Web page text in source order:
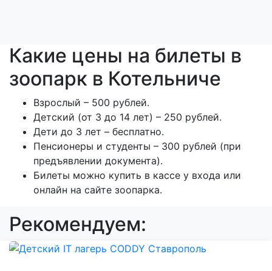
Какие цены на билеты в
зоопарк в Котельниче
Взрослый – 500 рублей.
Детский (от 3 до 14 лет) – 250 рублей.
Дети до 3 лет – бесплатно.
Пенсионеры и студенты – 300 рублей (при
предъявлении документа).
Билеты можно купить в кассе у входа или
онлайн на сайте зоопарка.
Рекомендуем: